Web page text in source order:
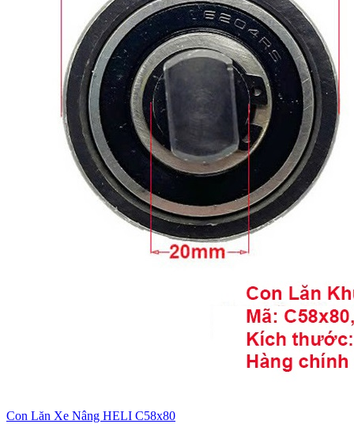
Con Lăn Xe Nâng HELI C58x80